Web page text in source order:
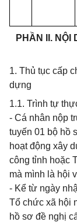
PHẦN II. NỘI
1. Thủ tục cấp
dựng
1.1. Trình tự
- Cá nhân nộp
tuyến 01 bộ hồ
hoạt động xây
công tỉnh hoặc
mà mình là hội
- Kể từ ngày
Tổ chức xã hội
hồ sơ đề nghị